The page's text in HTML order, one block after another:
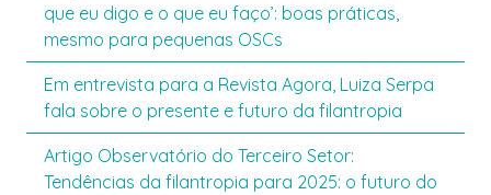
que eu digo e o que eu faço’: boas práticas,
mesmo para pequenas OSCs
Em entrevista para a Revista Agora, Luiza Serpa
fala sobre o presente e futuro da filantropia
Artigo Observatório do Terceiro Setor:
Tendências da filantropia para 2025: o futuro do